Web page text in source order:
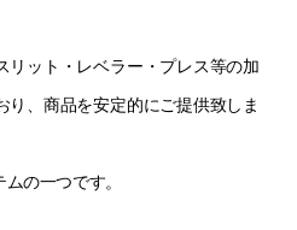
リット・レベラー・プレス等の加
、 商品を安定的にご提供致しま
の一つです。